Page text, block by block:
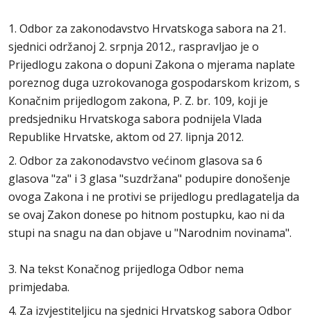
1. Odbor za zakonodavstvo Hrvatskoga sabora na 21.
sjednici održanoj 2. srpnja 2012., raspravljao je o
Prijedlogu zakona o dopuni Zakona o mjerama naplate
poreznog duga uzrokovanoga gospodarskom krizom, s
Konačnim prijedlogom zakona, P. Z. br. 109, koji je
predsjedniku Hrvatskoga sabora podnijela Vlada
Republike Hrvatske, aktom od 27. lipnja 2012.
2. Odbor za zakonodavstvo većinom glasova sa 6
glasova "za" i 3 glasa "suzdržana" podupire donošenje
ovoga Zakona i ne protivi se prijedlogu predlagatelja da
se ovaj Zakon donese po hitnom postupku, kao ni da
stupi na snagu na dan objave u "Narodnim novinama".
3. Na tekst Konačnog prijedloga Odbor nema
primjedaba.
4. Za izvjestiteljicu na sjednici Hrvatskog sabora Odbor